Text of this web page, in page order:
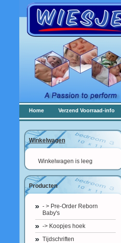
Home Verzend Voorraad-info
Winkelwagen
Winkelwagen is leeg
Producten
- > Pre-Order Reborn
Baby's
-> Koopjes hoek
Tijdschriften